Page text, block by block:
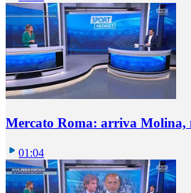
Mercato Roma: arriva Molina,
01:04